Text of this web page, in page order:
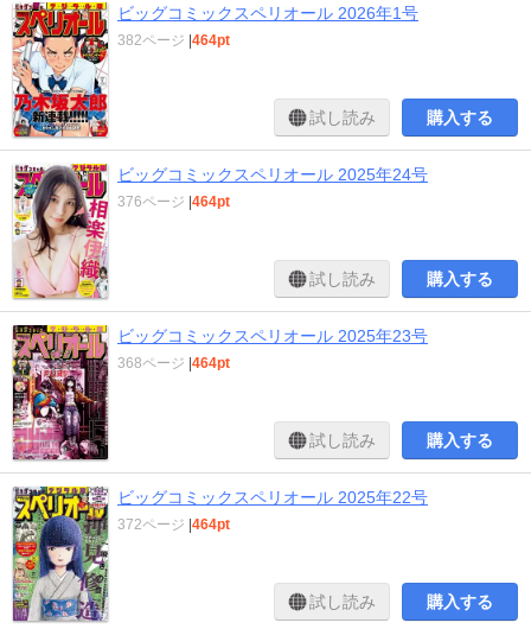
ビッグコミックスペリオール 2026年1号
382ページ |464pt
試し読み 購入する
ビッグコミックスペリオール 2025年24号
376ページ |464pt
試し読み 購入する
ビッグコミックスペリオール 2025年23号
368ページ |464pt
試し読み 購入する
ビッグコミックスペリオール 2025年22号
372ページ |464pt
試し読み 購入する